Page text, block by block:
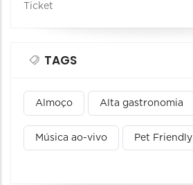
Ticket
TAGS
Almoço Alta gastronomia
Música ao-vivo Pet Friendly